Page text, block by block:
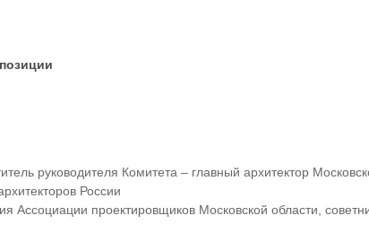
руководителя Комитета – главный архитектор
России
Ассоциации проектировщиков Московской области,